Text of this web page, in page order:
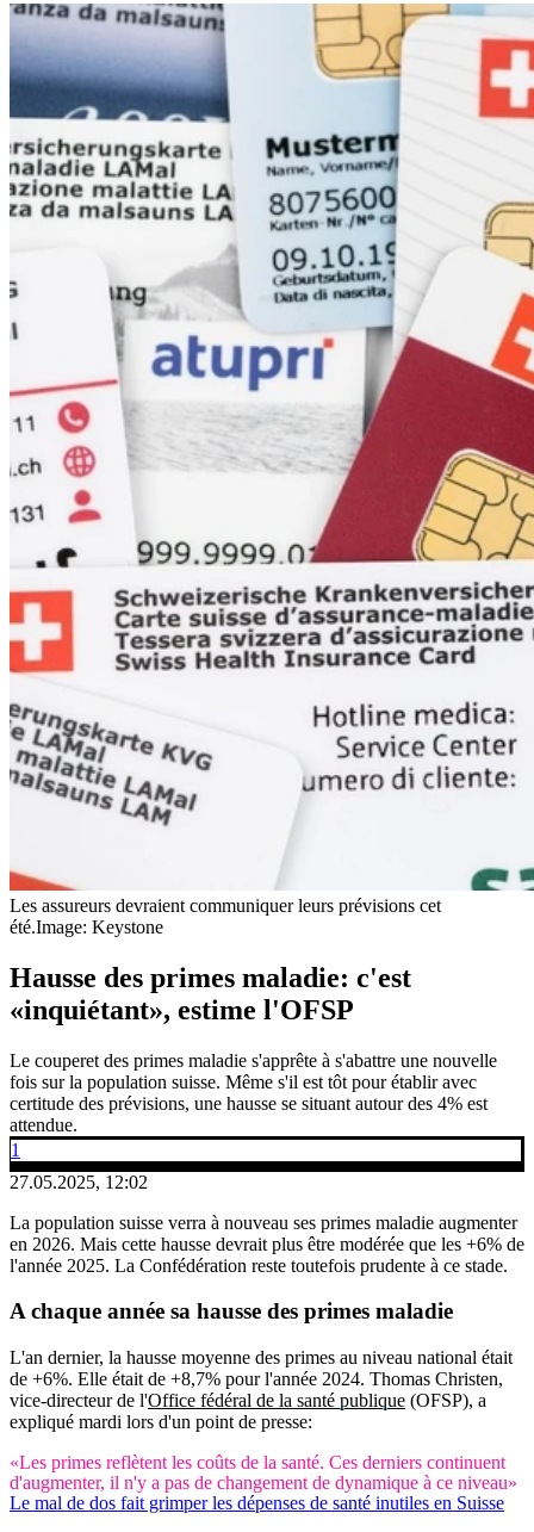
Les assureurs devraient communiquer leurs prévisions cet
été.Image: Keystone
Hausse des primes maladie: c'est
«inquiétant», estime l'OFSP
Le couperet des primes maladie s'apprête à s'abattre une nouvelle
fois sur la population suisse. Même s'il est tôt pour établir avec
certitude des prévisions, une hausse se situant autour des 4% est
attendue.
1
27.05.2025, 12:02
La population suisse verra à nouveau ses primes maladie augmenter
en 2026. Mais cette hausse devrait plus être modérée que les +6% de
l'année 2025. La Confédération reste toutefois prudente à ce stade.
A chaque année sa hausse des primes maladie
L'an dernier, la hausse moyenne des primes au niveau national était
de +6%. Elle était de +8,7% pour l'année 2024. Thomas Christen,
vice-directeur de l'Office fédéral de la santé publique (OFSP), a
expliqué mardi lors d'un point de presse:
«Les primes reflètent les coûts de la santé. Ces derniers continuent
d'augmenter, il n'y a pas de changement de dynamique à ce niveau»
Le mal de dos fait grimper les dépenses de santé inutiles en Suisse